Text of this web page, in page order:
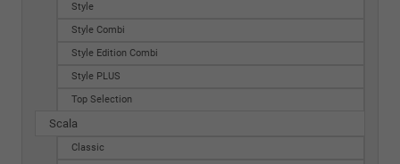
Style
Style Combi
Style Edition Combi
Style PLUS
Top Selection
Scala
Classic